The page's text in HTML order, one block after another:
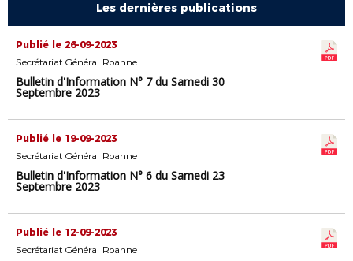
Les dernières publications
Publié le 26-09-2023
Secrétariat Général Roanne
Bulletin d'Information N° 7 du Samedi 30
Septembre 2023
Publié le 19-09-2023
Secrétariat Général Roanne
Bulletin d'Information N° 6 du Samedi 23
Septembre 2023
Publié le 12-09-2023
Secrétariat Général Roanne